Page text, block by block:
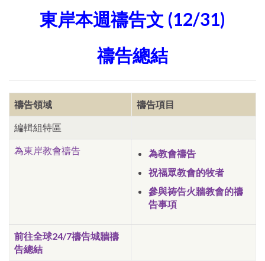
東岸本週禱告文 (12/31)
禱告總結
禱告領域 禱告項目
編輯組特區
為東岸教會禱告
為教會禱告
祝福眾教會的牧者
參與祷告火牆教會的禱
告事項
前往全球24/7禱告城牆禱
告總結